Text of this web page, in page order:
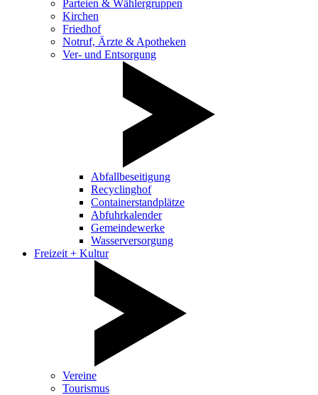
Parteien & Wählergruppen
Kirchen
Friedhof
Notruf, Ärzte & Apotheken
Ver- und Entsorgung
Abfallbeseitigung
Recyclinghof
Containerstandplätze
Abfuhrkalender
Gemeindewerke
Wasserversorgung
Freizeit + Kultur
Vereine
Tourismus